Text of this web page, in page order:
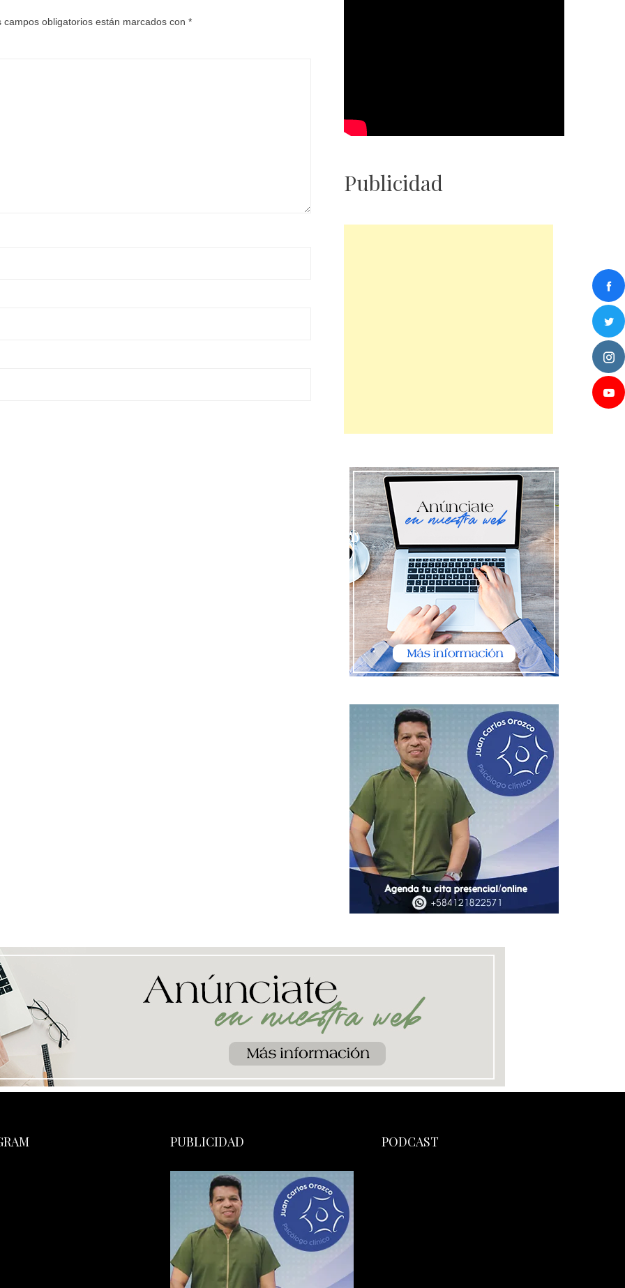
campos obligatorios están marcados con *
Publicidad
PUBLICIDAD PODCAST